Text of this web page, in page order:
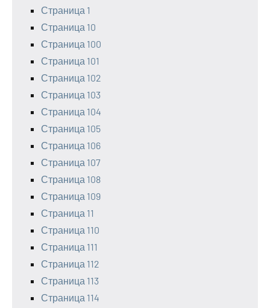
Страница 1
Страница 10
Страница 100
Страница 101
Страница 102
Страница 103
Страница 104
Страница 105
Страница 106
Страница 107
Страница 108
Страница 109
Страница 11
Страница 110
Страница 111
Страница 112
Страница 113
Страница 114